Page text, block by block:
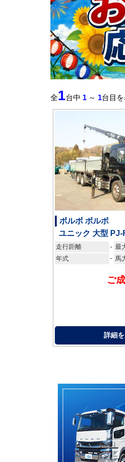
全1台中 1 ～ 1台目
ボルボ ボルボ
ユニック 大型 PJ-
走行距離 - 最
年式 - 馬
ご
詳細